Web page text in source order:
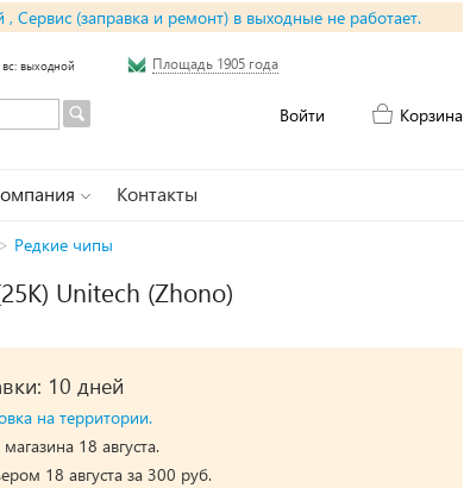
Сервис (заправка и ремонт) в выходные не работает.
вс: выходной Площадь 1905 года
Войти Корзина
Контакты
> Редкие чипы
Unitech (Zhono)
10 дней
на территории.
18 августа.
18 августа за 300 руб.